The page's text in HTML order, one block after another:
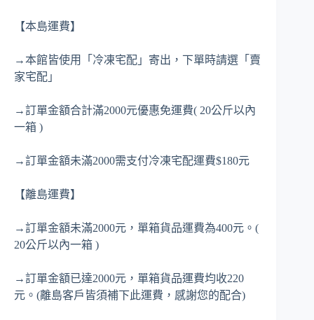
【本島運費】
→本館皆使用「冷凍宅配」寄出，下單時請選「賣
家宅配」
→訂單金額合計滿2000元優惠免運費( 20公斤以內
一箱 )
→訂單金額未滿2000需支付冷凍宅配運費$180元
【離島運費】
→訂單金額未滿2000元，單箱貨品運費為400元。(
20公斤以內一箱 )
→訂單金額已達2000元，單箱貨品運費均收220
元。(離島客戶皆須補下此運費，感謝您的配合)